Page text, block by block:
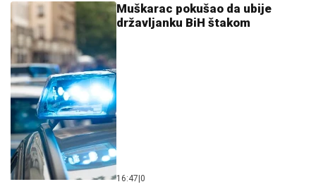
Muškarac pokušao da ubije
državljanku BiH štakom
16:47|0